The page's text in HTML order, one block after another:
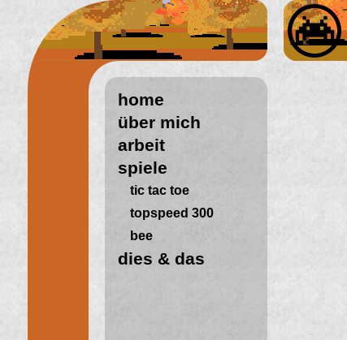
home
über mich
arbeit
spiele
tic tac toe
topspeed 300
bee
dies & das